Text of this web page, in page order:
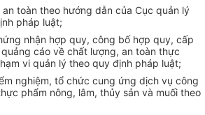
toàn theo hướng dẫn của Cục quản lý
pháp luật;
nhận hợp quy, công bố hợp quy, cấp
cáo về chất lượng, an toàn thực
vi quản lý theo quy định pháp luật;
nghiệm, tổ chức cung ứng dịch vụ công
phẩm nông, lâm, thủy sản và muối theo